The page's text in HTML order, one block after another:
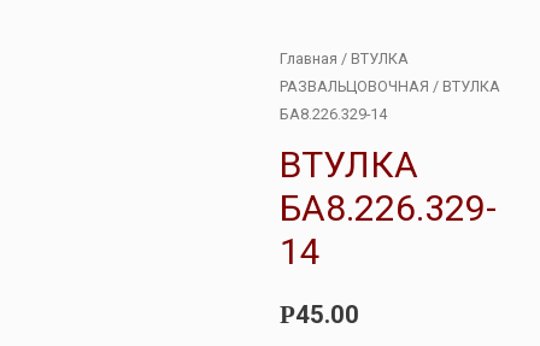
Главная / ВТУЛКА
РАЗВАЛЬЦОВОЧНАЯ / ВТУЛКА
БА8.226.329-14
ВТУЛКА
БА8.226.329-
14
Р45.00